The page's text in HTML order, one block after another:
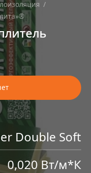
Double Soft
0,020 Вт/м*К